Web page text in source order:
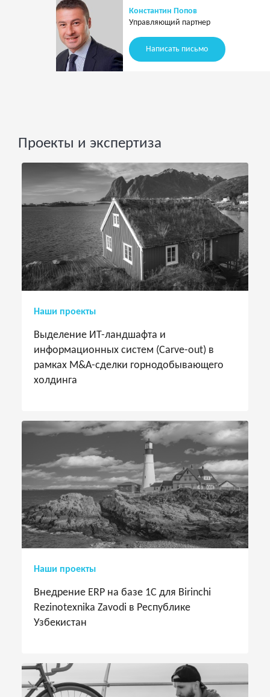
Константин Попов
Управляющий партнер
Написать письмо
Проекты и экспертиза
Наши проекты
Выделение ИТ-ландшафта и
информационных систем (Carve-out) в
рамках M&A-сделки горнодобывающего
холдинга
Наши проекты
Внедрение ERP на базе 1С для Birinchi
Rezinotexnika Zavodi в Республике
Узбекистан